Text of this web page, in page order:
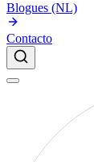
Blogues (NL)
Contacto